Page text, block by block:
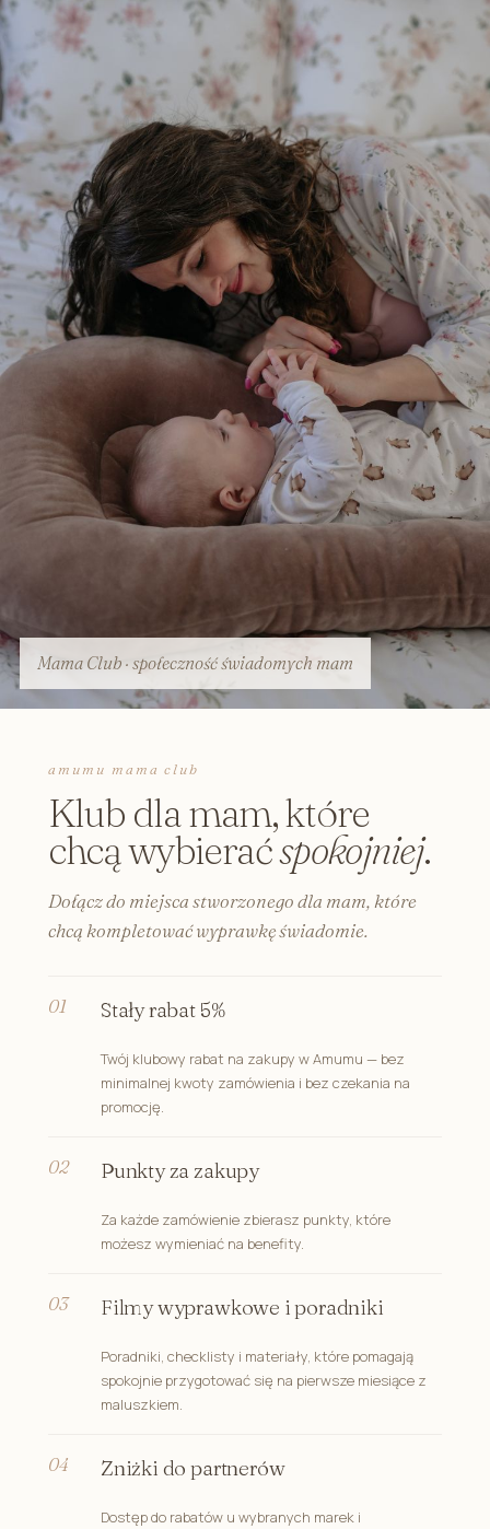
Mama Club · społeczność świadomych mam
amumu mama club
Klub dla mam, które
chcą wybieraćspokojniej.
Dołącz do miejsca stworzonego dla mam, które
chcą kompletować wyprawkę świadomie.
Stały rabat 5%
Twój klubowy rabat na zakupy w Amumu — bez
minimalnej kwoty zamówienia i bez czekania na
promocję.
Punkty za zakupy
Za każde zamówienie zbierasz punkty, które
możesz wymieniać na benefity.
Filmy wyprawkowe i poradniki
Poradniki, checklisty i materiały, które pomagają
spokojnie przygotować się na pierwsze miesiące z
maluszkiem.
Zniżki do partnerów
Dostęp do rabatów u wybranych marek i